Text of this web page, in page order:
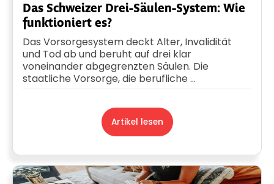
Das Schweizer Drei-Säulen-System: Wie
funktioniert es?
Das Vorsorgesystem deckt Alter, Invalidität
und Tod ab und beruht auf drei klar
voneinander abgegrenzten Säulen. Die
staatliche Vorsorge, die berufliche ...
Artikel lesen